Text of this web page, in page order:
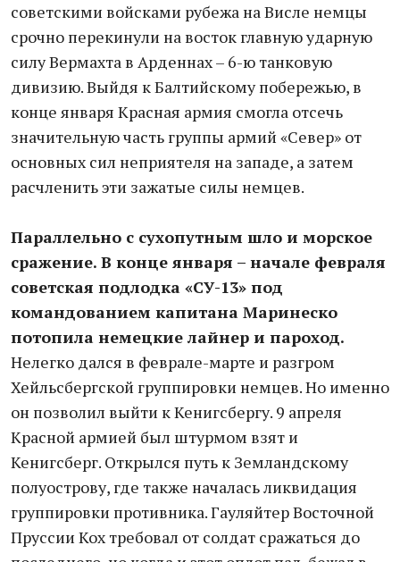
советскими войсками рубежа на Висле немцы
срочно перекинули на восток главную ударную
силу Вермахта в Арденнах – 6-ю танковую
дивизию. Выйдя к Балтийскому побережью, в
конце января Красная армия смогла отсечь
значительную часть группы армий «Север» от
основных сил неприятеля на западе, а затем
расчленить эти зажатые силы немцев.
Параллельно с сухопутным шло и морское
сражение. В конце января – начале февраля
советская подлодка «СУ-13» под
командованием капитана Маринеско
потопила немецкие лайнер и пароход.
Нелегко дался в феврале-марте и разгром
Хейльсбергской группировки немцев. Но именно
он позволил выйти к Кенигсбергу. 9 апреля
Красной армией был штурмом взят и
Кенигсберг. Открылся путь к Земландскому
полуострову, где также началась ликвидация
группировки противника. Гауляйтер Восточной
Пруссии Кох требовал от солдат сражаться до